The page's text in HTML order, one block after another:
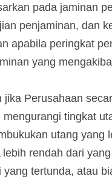
pada jaminan
penjaminan, dan
apabila peringkat
yang
jika Perusahaan
tingkat
utang yang
rendah dari
tertunda, atau